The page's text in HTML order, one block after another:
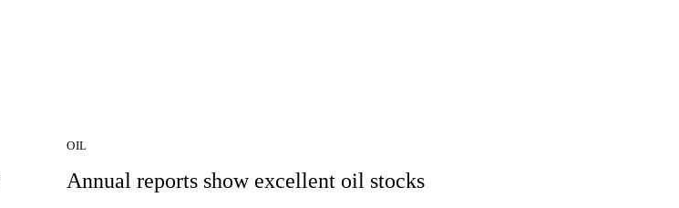
OIL
Annual reports show excellent oil stocks